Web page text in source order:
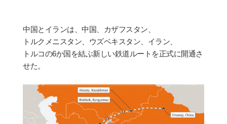
中国とイランは、中国 、カザフスタン、
トルクメニスタン、ウズベキスタン、イラン、
トルコの6か国を結ぶ新しい鉄道ルー トを正式に開通さ
せた。